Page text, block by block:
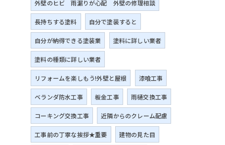
外壁のヒビ 雨漏りが心配 外壁の修理相談
長持ちする塗料 自分で塗装すると
自分が納得できる塗装業 塗料に詳しい業者
塗料の種類に詳しい業者
リフォームを楽しもう!外壁と屋根 漆喰工事
ベランダ防水工事 板金工事 雨樋交換工事
コーキング交換工事 近隣からのクレーム配慮
工事前の丁寧な挨拶★重要 建物の見た目